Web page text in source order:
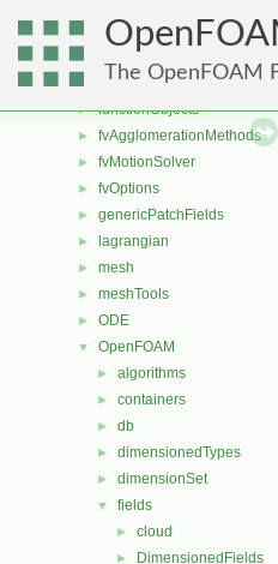
The OpenFOAM
engine
► fileFormats
► finiteVolume
► functionObjects
► fvAgglomerationMethods
► fvMotionSolver
► fvOptions
► genericPatchFields
► lagrangian
► mesh
► meshTools
► ODE
▼ OpenFOAM
► algorithms
► containers
► db
► dimensionedTypes
► dimensionSet
▼ fields
► cloud
► DimensionedFields